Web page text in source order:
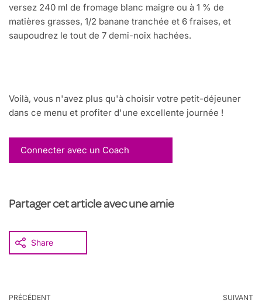
versez 240 ml de fromage blanc maigre ou à 1 % de
matières grasses, 1/2 banane tranchée et 6 fraises, et
saupoudrez le tout de 7 demi-noix hachées.
Voilà, vous n'avez plus qu'à choisir votre petit-déjeuner
dans ce menu et profiter d'une excellente journée !
Connecter avec un Coach
Partager cet article avec une amie
Share
PRÉCÉDENT SUIVANT